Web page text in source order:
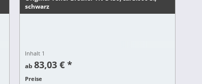
schwarz
Inhalt 1
ab83,03 € *
Preise